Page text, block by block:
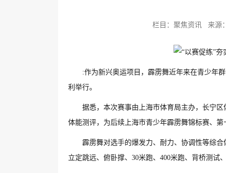
栏目：聚焦资讯 来源
:作为新兴奥运项目，霹雳舞近年来在青少年
利举行。
据悉，本次赛事由上海市体育局主办，长宁
体能测评，为后续上海市青少年霹雳舞锦标赛、
霹雳舞对选手的爆发力、耐力、协调性等综
立定跳远、俯卧撑、30米跑、400米跑、背桥测